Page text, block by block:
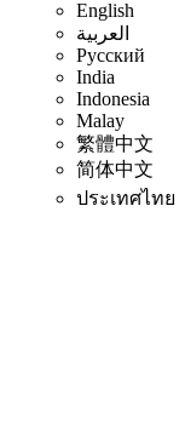
English
العربية
Русский
India
Indonesia
Malay
繁體中文
简体中文
ประเทศไทย